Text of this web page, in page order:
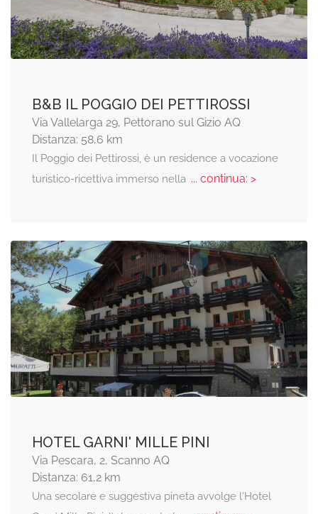
B&B IL POGGIO DEI PETTIROSSI
Via Vallelarga 29, Pettorano sul Gizio AQ
Distanza: 58,6 km
Il Poggio dei Pettirossi, è un residence a vocazione
turistico-ricettiva immerso nella... continua: >
HOTEL GARNI' MILLE PINI
Via Pescara, 2, Scanno AQ
Distanza: 61,2 km
Una secolare e suggestiva pineta avvolge l'Hotel